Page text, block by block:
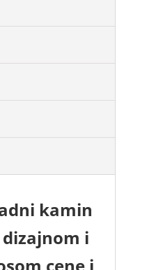
radova što
mrežice i lepka
kamin
i